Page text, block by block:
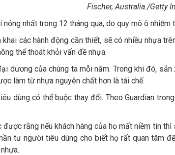
Fischer, Australia./Getty
nhất trong 12 tháng qua, do quy mô ô
các hành động cần thiết, sẽ có nhiều nhựa
thể thoát khỏi vấn đề nhựa.
dương của chúng ta mỗi năm. Trong khi đó,
làm từ nhựa nguyên chất hơn là tái chế.
dùng có thể buộc thay đổi. Theo Guardian
rằng nếu khách hàng của họ mất niềm tin
tư người tiêu dùng cho biết họ rất quan tâm